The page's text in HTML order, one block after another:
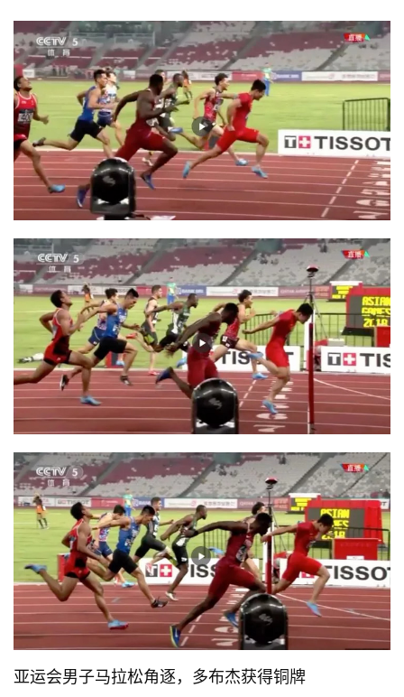
亚运会男子马拉松角逐，多布杰获得铜牌